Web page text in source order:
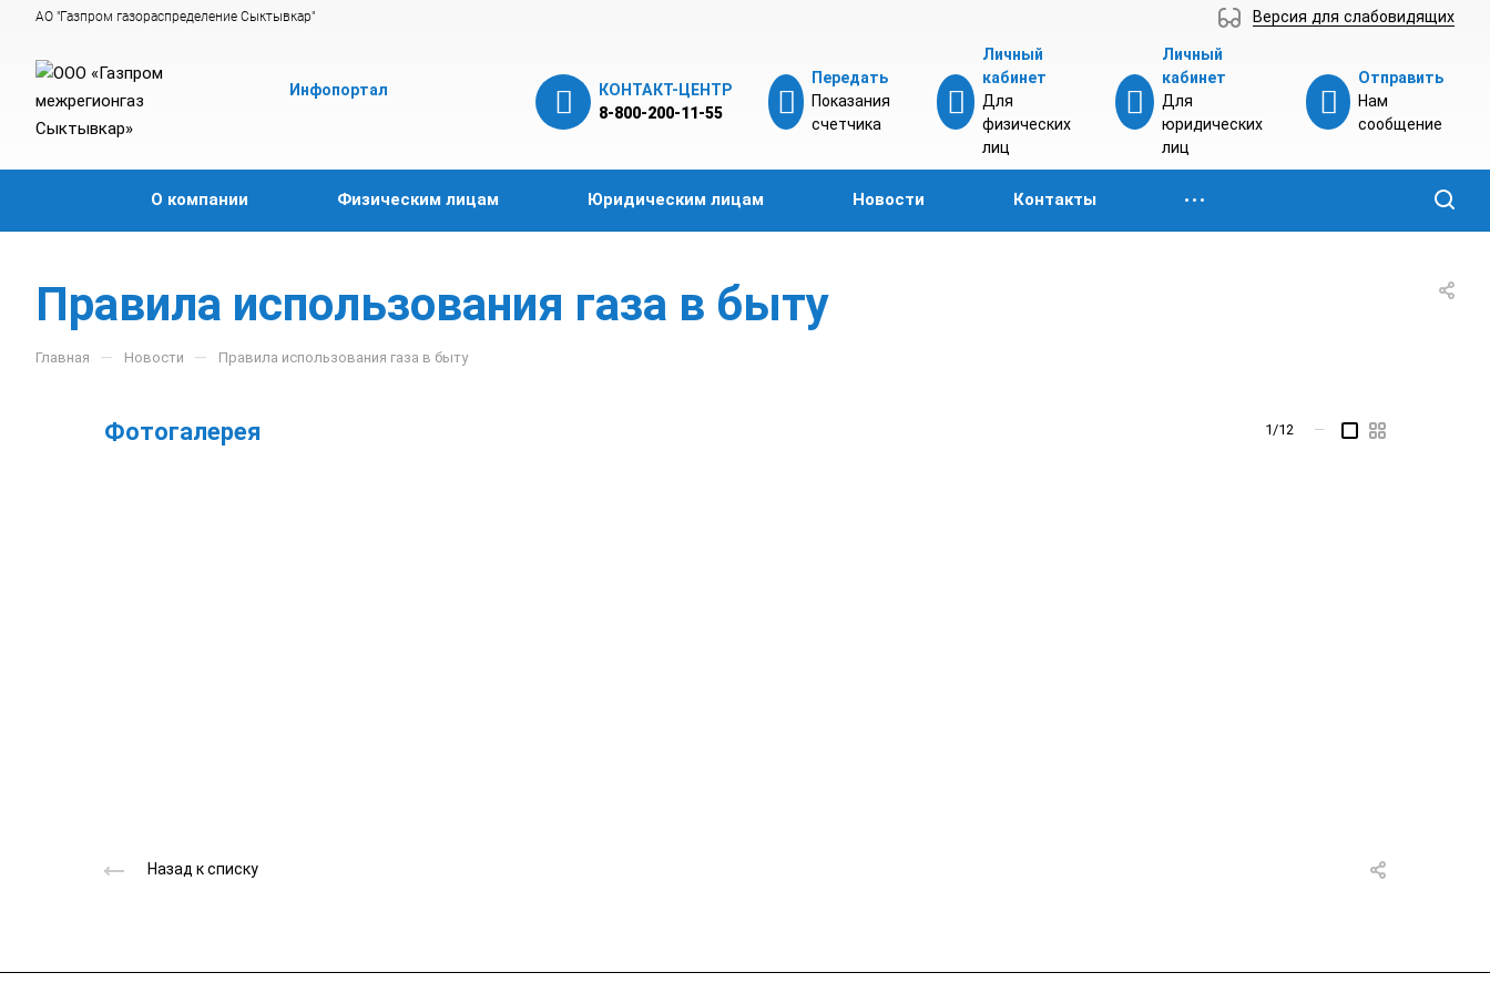
АО "Газпром газораспределение Сыктывкар" Версия для слабовидящих
Инфопортал
КОНТАКТ-ЦЕНТР
8-800-200-11-55
Передать
Показания
счетчика
Личный
кабинет
Для
физических
лиц
Личный
кабинет
Для
юридических
лиц
Отправить
Нам
сообщение
О компании Физическим лицам Юридическим лицам Новости Контакты
Правила использования газа в быту
Главная — Новости — Правила использования газа в быту
Фотогалерея 1/12 —
Назад к списку